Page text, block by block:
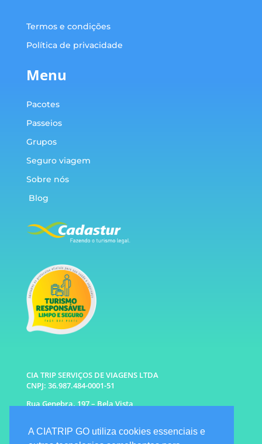
Termos e condições
Política de privacidade
Menu
Pacotes
Passeios
Grupos
Seguro viagem
Sobre nós
Blog
CIA TRIP SERVIÇOS DE VIAGENS LTDA
CNPJ: 36.987.484-0001-51
Rua Genebra, 197 – Bela Vista
WhatsApp: (11) 96333-6677 |
A CIATRIP GO utiliza cookies essenciais e